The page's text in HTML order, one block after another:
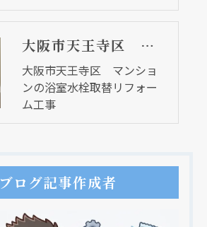
大阪市天王寺区 マンションの浴室水栓取替リフォーム工事
大阪市天王寺区 マンショ
ンの浴室水栓取替リフォー
ム工事
ブログ記事作成者